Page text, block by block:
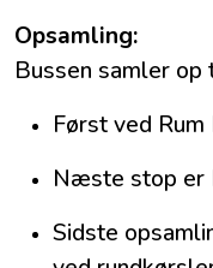
Opsamling:
Bussen samler op
Først ved
Næste stop er
Sidste